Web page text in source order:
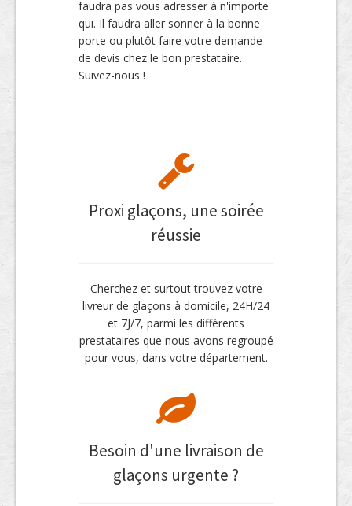
faudra pas vous adresser à n'importe
qui. Il faudra aller sonner à la bonne
porte ou plutôt faire votre demande
de devis chez le bon prestataire.
Suivez-nous !
Proxi glaçons, une soirée
réussie
Cherchez et surtout trouvez votre
livreur de glaçons à domicile, 24H/24
et 7J/7, parmi les différents
prestataires que nous avons regroupé
pour vous, dans votre département.
Besoin d'une livraison de
glaçons urgente ?